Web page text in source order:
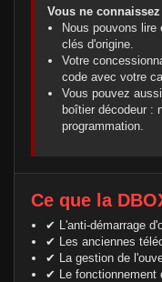
Vous ne
Nous pouvons
clés d'origine.
Votre
code avec votre
Vous pouvez
boîtier décodeur :
programmation.
Ce que la
✔ L'anti-démarrage
✔ Les anciennes
✔ La gestion de
✔ Le fonctionnement